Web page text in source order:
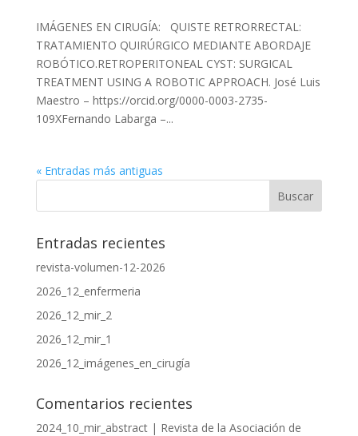
IMÁGENES EN CIRUGÍA: QUISTE RETRORRECTAL:
TRATAMIENTO QUIRÚRGICO MEDIANTE ABORDAJE
ROBÓTICO.RETROPERITONEAL CYST: SURGICAL
TREATMENT USING A ROBOTIC APPROACH. José Luis
Maestro – https://orcid.org/0000-0003-2735-
109XFernando Labarga –...
« Entradas más antiguas
Entradas recientes
revista-volumen-12-2026
2026_12_enfermeria
2026_12_mir_2
2026_12_mir_1
2026_12_imágenes_en_cirugía
Comentarios recientes
2024_10_mir_abstract | Revista de la Asociación de